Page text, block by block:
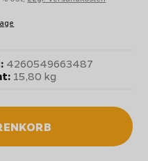
4260549663487
15,80 kg